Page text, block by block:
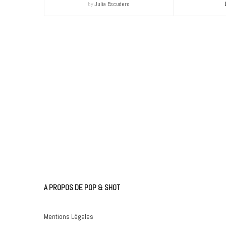
byJulia Escudero
A PROPOS DE POP & SHOT
Mentions Légales